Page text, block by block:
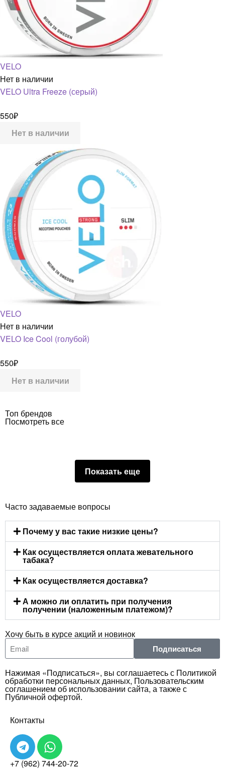
VELO
Нет в наличии
VELO Ultra Freeze (серый)
550₽
Нет в наличии
VELO
Нет в наличии
VELO Ice Cool (голубой)
550₽
Нет в наличии
Топ брендов
Посмотреть все
Показать еще
Часто задаваемые вопросы
Почему у вас такие низкие цены?
Как осуществляется оплата жевательного
табака?
Как осуществляется доставка?
А можно ли оплатить при получения
получении (наложенным платежом)?
Хочу быть в курсе акций и новинок
Подписаться
Нажимая «Подписаться», вы соглашаетесь с Политикой
обработки персональных данных, Пользовательским
соглашением об использовании сайта, а также с
Публичной офертой.
Контакты
+7 (962) 744-20-72